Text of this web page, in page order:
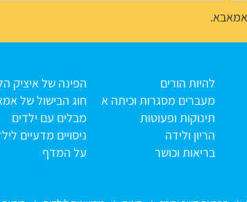
להיות הורים
מעברים מסגרות וכיתה א
תינוקות ופעוטות
הריון ולידה
בריאות וכושר
הפינה של איציק
חוג הבישול של
מבלים עם ילדים
ניסויים מדעיים
על המדף